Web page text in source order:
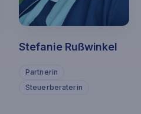
Stefanie Rußwinkel
Partnerin
Steuerberaterin